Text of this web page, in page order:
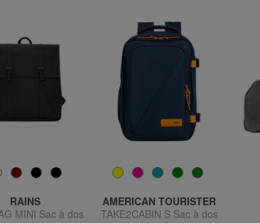
RAINS
MINI Sac à dos
AMERICAN TOURISTER
TAKE2CABIN S Sac à dos